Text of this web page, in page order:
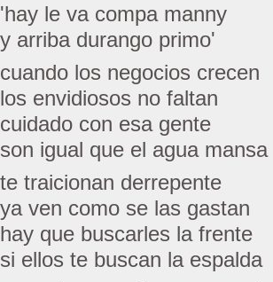
'hay le va compa manny
y arriba durango primo'
cuando los negocios crecen
los envidiosos no faltan
cuidado con esa gente
son igual que el agua mansa
te traicionan derrepente
ya ven como se las gastan
hay que buscarles la frente
si ellos te buscan la espalda